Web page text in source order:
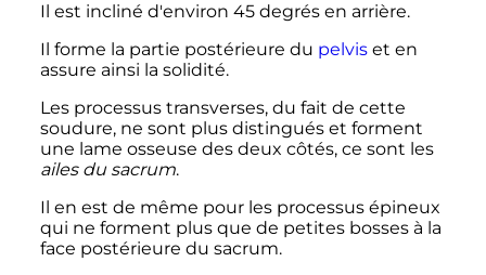
Il est incliné d'environ 45 degrés en arrière.
Il forme la partie postérieure du pelviset en
assure ainsi la solidité.
Les processus transverses, du fait de cette
soudure, ne sont plus distingués et forment
une lame osseuse des deux côtés, ce sont les
ailes du sacrum.
Il en est de même pour les processus épineux
qui ne forment plus que de petites bosses à la
face postérieure du sacrum.